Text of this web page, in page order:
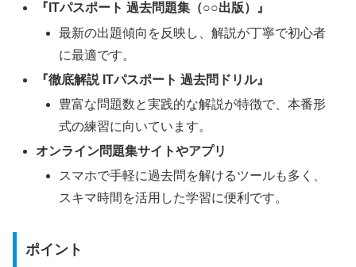
『ITパスポート 過去問題集（○○出版）』
最新の出題傾向を反映し、解説が丁寧で初心者
に最適です。
『徹底解説 ITパスポート 過去問ドリル』
豊富な問題数と実践的な解説が特徴で、本番形
式の練習に向いています。
オンライン問題集サイトやアプリ
スマホで手軽に過去問を解けるツールも多く、
スキマ時間を活用した学習に便利です。
ポイント